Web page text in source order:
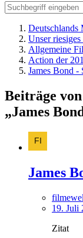
Deutschlands
Unser
Allgemeine
Action der
James Bond -
Beiträge
„James
James
19. Juli
Zitat